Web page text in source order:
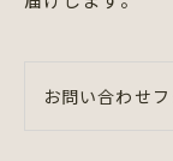
お問い合わせ